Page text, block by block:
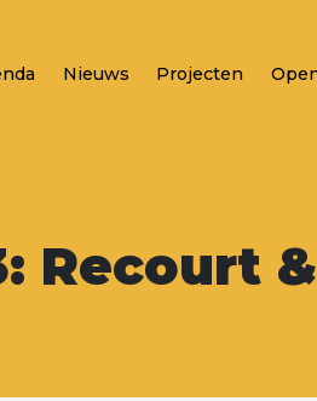
Nieuws Projecten
Recourt